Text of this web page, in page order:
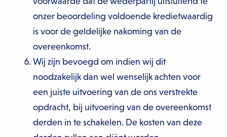
onzer beoordeling voldoende kredietwaardig
is voor de geldelijke nakoming van de
overeenkomst.
Wij zijn bevoegd om indien wij dit
noodzakelijk dan wel wenselijk achten voor
een juiste uitvoering van de ons verstrekte
opdracht, bij uitvoering van de overeenkomst
derden in te schakelen. De kosten van deze